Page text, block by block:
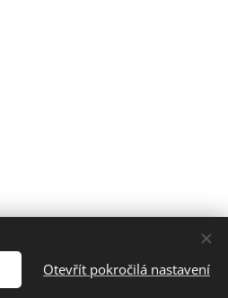
Otevřít pokročilá nastavení